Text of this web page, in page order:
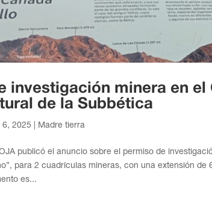
investigación minera en el
de la Subbética
6, 2025 Madre tierra
publicó el anuncio sobre el permiso de
para 2 cuadrículas mineras, con una extensión
es...